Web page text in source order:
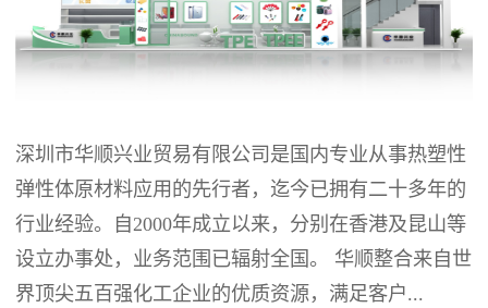
深圳市华顺兴业贸易有限公司是国内专业从事热塑性
弹性体原材料应用的先行者，迄今已拥有二十多年的
行业经验。自2000年成立以来，分别在香港及昆山等
设立办事处，业务范围已辐射全国。 华顺整合来自世
界顶尖五百强化工企业的优质资源，满足客户...